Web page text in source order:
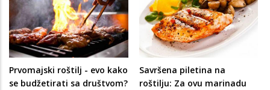
Prvomajski roštilj - evo kako
se budžetirati sa društvom?
Savršena piletina na
roštilju: Za ovu marinadu